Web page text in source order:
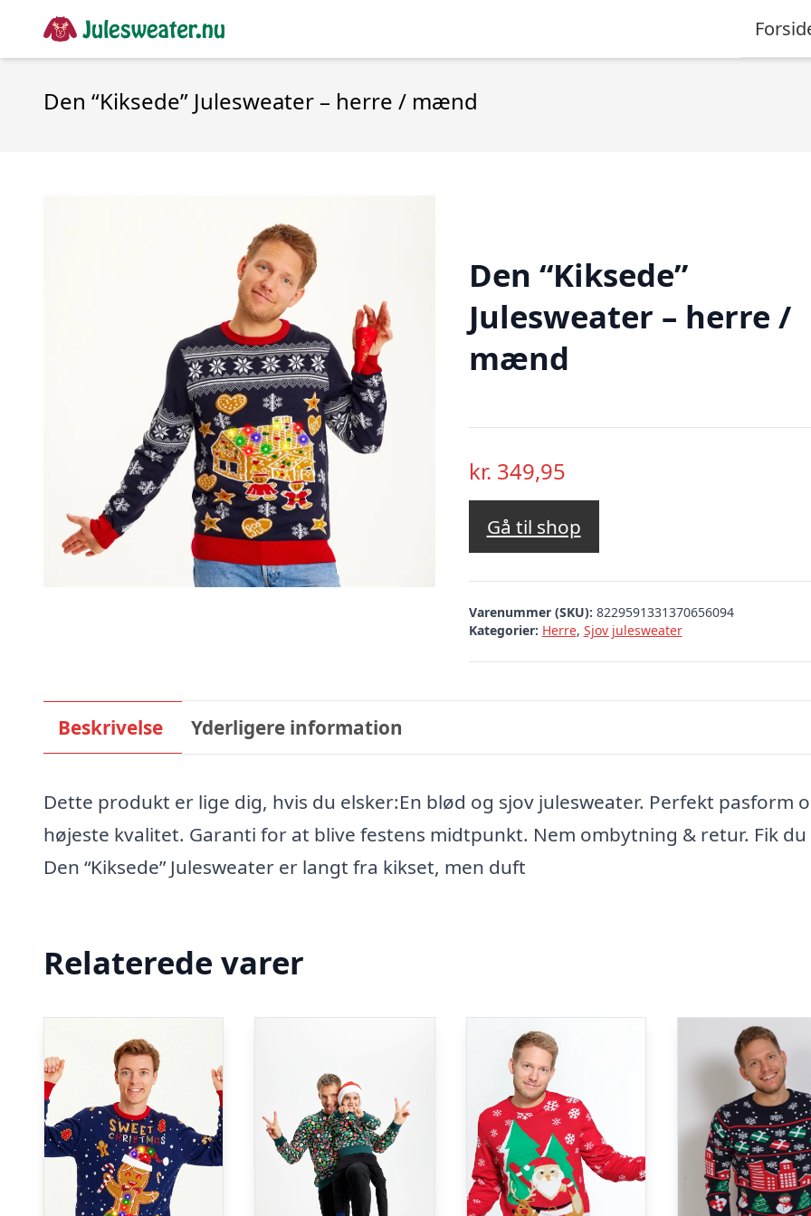
Den “Kiksede” Julesweater – herre / mænd
Den “Kiksede”
Julesweater – herre /
mænd
kr. 349,95
Gå til shop
Varenummer (SKU): 8229591331370656094
Kategorier: Herre, Sjov julesweater
Beskrivelse Yderligere information
Dette produkt er lige dig, hvis du elsker:En blød og sjov julesweater. Perfekt pasform
højeste kvalitet. Garanti for at blive festens midtpunkt. Nem ombytning & retur. Fik du
Den “Kiksede” Julesweater er langt fra kikset, men duft
Relaterede varer